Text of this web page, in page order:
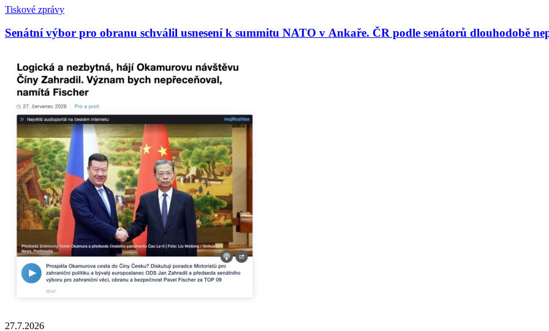
Tiskové zprávy
Senátní výbor pro obranu schválil usnesení k summitu NATO v Ankaře. ČR podle senátorů dlouhodobě
27.7.2026